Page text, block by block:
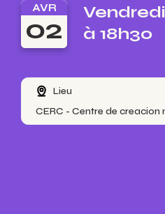
AVR
02
à 18h30
Lieu
CERC - Centre de creacion